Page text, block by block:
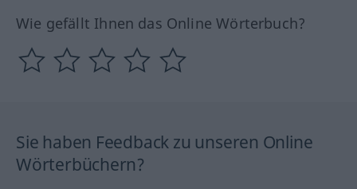
Wie gefällt Ihnen das Online Wörterbuch?
Sie haben Feedback zu unseren Online
Wörterbüchern?